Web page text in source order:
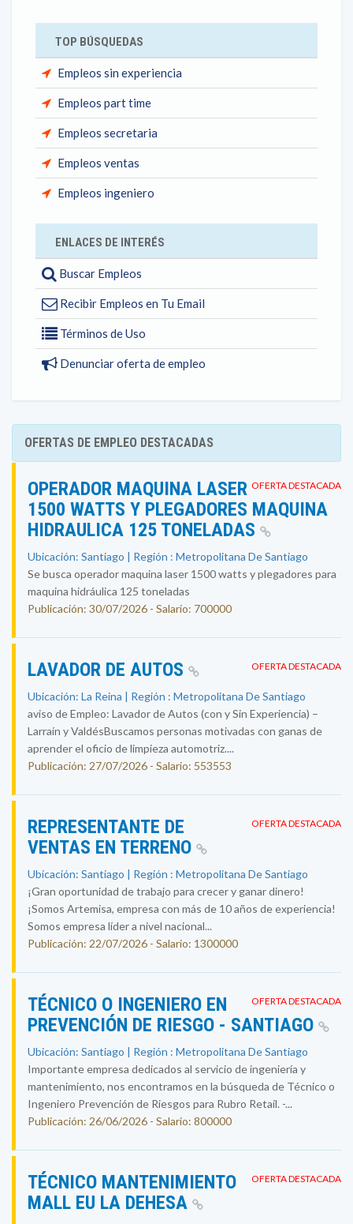
TOP BÚSQUEDAS
Empleos sin experiencia
Empleos part time
Empleos secretaria
Empleos ventas
Empleos ingeniero
ENLACES DE INTERÉS
Buscar Empleos
Recibir Empleos en Tu Email
Términos de Uso
Denunciar oferta de empleo
OFERTAS DE EMPLEO DESTACADAS
OFERTA DESTACADA
OPERADOR MAQUINA LASER
1500 WATTS Y PLEGADORES MAQUINA
HIDRAULICA 125 TONELADAS
Ubicación: Santiago | Región : Metropolitana De Santiago
Se busca operador maquina laser 1500 watts y plegadores para
maquina hidráulica 125 toneladas
Publicación: 30/07/2026 - Salario: 700000
OFERTA DESTACADA
LAVADOR DE AUTOS
Ubicación: La Reina | Región : Metropolitana De Santiago
aviso de Empleo: Lavador de Autos (con y Sin Experiencia) –
Larraín y ValdésBuscamos personas motivadas con ganas de
aprender el oficio de limpieza automotriz....
Publicación: 27/07/2026 - Salario: 553553
OFERTA DESTACADA
REPRESENTANTE DE
VENTAS EN TERRENO
Ubicación: Santiago | Región : Metropolitana De Santiago
¡Gran oportunidad de trabajo para crecer y ganar dinero!
¡Somos Artemisa, empresa con más de 10 años de experiencia!
Somos empresa líder a nivel nacional...
Publicación: 22/07/2026 - Salario: 1300000
OFERTA DESTACADA
TÉCNICO O INGENIERO EN
PREVENCIÓN DE RIESGO - SANTIAGO
Ubicación: Santiago | Región : Metropolitana De Santiago
Importante empresa dedicados al servicio de ingeniería y
mantenimiento, nos encontramos en la búsqueda de Técnico o
Ingeniero Prevención de Riesgos para Rubro Retail. -...
Publicación: 26/06/2026 - Salario: 800000
OFERTA DESTACADA
TÉCNICO MANTENIMIENTO
MALL EU LA DEHESA